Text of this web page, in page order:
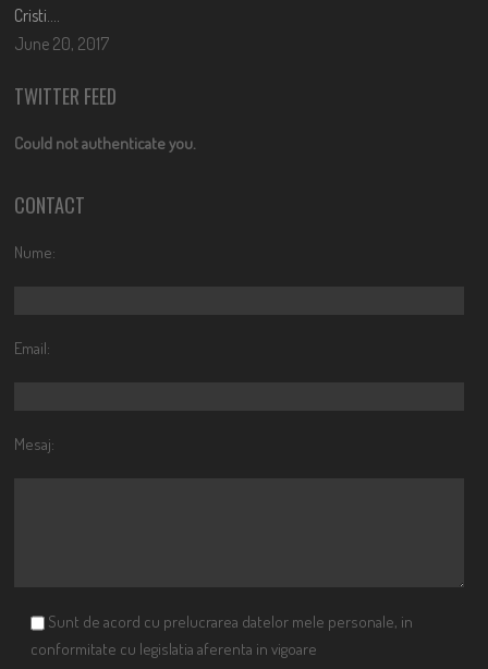
Cristi….
June 20, 2017
TWITTER FEED
Could not authenticate you.
CONTACT
Nume:
Email:
Mesaj:
Sunt de acord cu prelucrarea datelor mele personale, in
conformitate cu legislatia aferenta in vigoare